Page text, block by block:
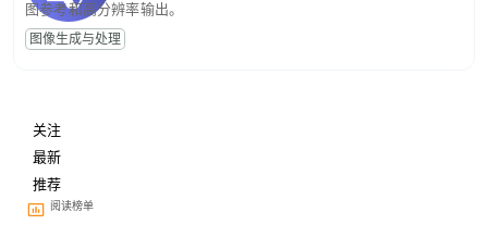
图参考和高分辨率输出。
图像生成与处理
关注
最新
推荐
阅读榜单